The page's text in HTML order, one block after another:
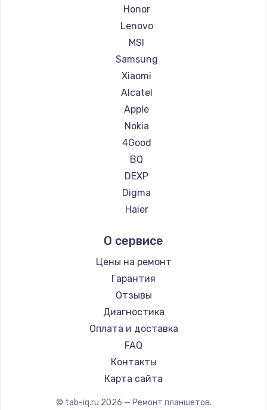
Ремонт планшетов Philips
Ремонт планшетов Dell
Ремонт планшетов HP
Ремонт планшетов Getac
Ремонт планшетов ZTE
Ремонт планшетов Google
Ремонт планшетов Navitel
Ремонт планшетов Teclast
Ремонт планшетов CHUWI
Honor
Lenovo
MSI
Samsung
Xiaomi
Alcatel
Apple
Nokia
4Good
BQ
DEXP
Digma
Haier
Microsoft
BlackView
Amazon
Aquarius
Philips
Dell
HP
Getac
ZTE
О сервисе
Цены на ремонт
Гарантия
Отзывы
Диагностика
Оплата и доставка
FAQ
Контакты
Карта сайта
© tab-iq.ru 2026 — Ремонт планшетов.